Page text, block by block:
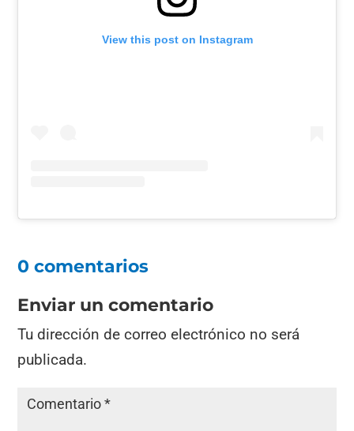
View this post on Instagram
0 comentarios
Enviar un comentario
Tu dirección de correo electrónico no será
publicada.